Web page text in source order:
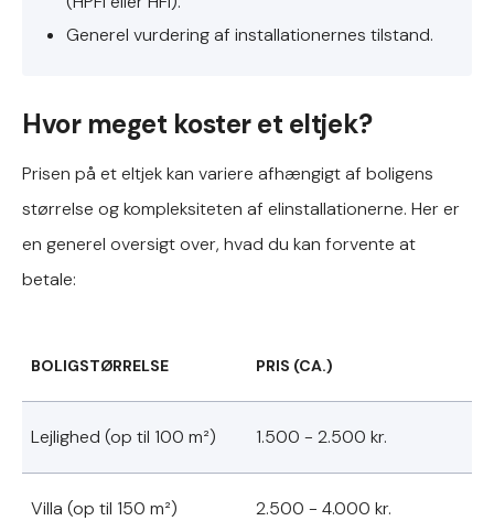
Generel vurdering af installationernes tilstand.
Hvor meget koster et eltjek?
Prisen på et eltjek kan variere afhængigt af boligens
størrelse og kompleksiteten af elinstallationerne. Her er
en generel oversigt over, hvad du kan forvente at
betale:
BOLIGSTØRRELSE PRIS (CA.)
Lejlighed (op til 100 m²) 1.500 - 2.500 kr.
Villa (op til 150 m²) 2.500 - 4.000 kr.